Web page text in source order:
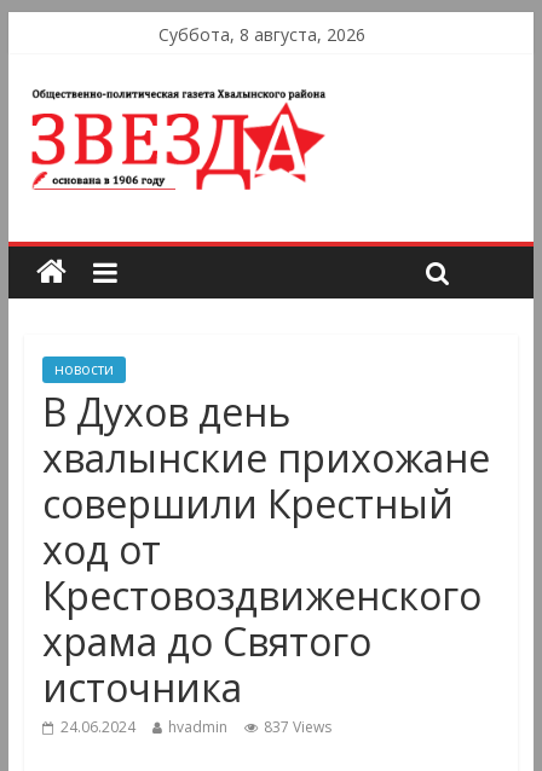
Суббота, 8 августа, 2026
новости
В Духов день
хвалынские прихожане
совершили Крестный
ход от
Крестовоздвиженского
храма до Святого
источника
24.06.2024 hvadmin 837 Views